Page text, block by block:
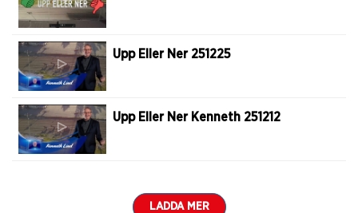
Upp Eller Ner 251225
Upp Eller Ner Kenneth 251212
LADDA MER